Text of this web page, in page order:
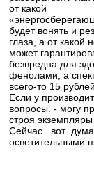
от какой
будет вонять и
глаза, а от какой
может
безвредна для
фенолами, а
всего-то 15
Если у
вопросы. - могу
строя
Сейчас вот
осветительными